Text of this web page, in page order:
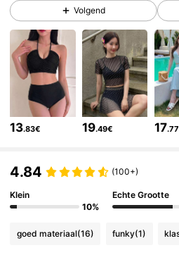
4.84 2M Volgers
2M Volgers
4.84 2M Volgers
2M Volgers
2M Volgers
Volgend
13.83€ 19.49€ 17
4.84 (100+)
Klein
10%
Echte Grootte
goed materiaal(16) funky(1)